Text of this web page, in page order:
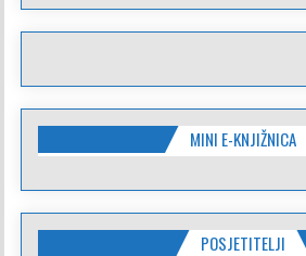
MINI E-KNJIŽNICA
POSJETITELJI